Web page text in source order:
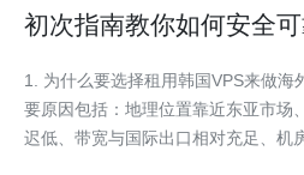
初次指南教你如何安全
1. 为什么要选择租用韩国VPS来做海
要原因包括：地理位置靠近东亚市场
迟低、带宽与国际出口相对充足、机